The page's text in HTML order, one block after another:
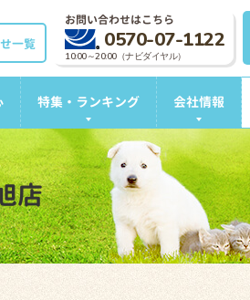
お問い合わせはこちら
0570-07-1122
10:00～20:00（ナビダイヤル）
一覧
特集・ランキング 会社情報
店